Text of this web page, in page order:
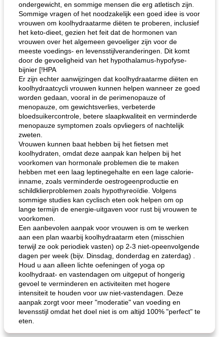
ondergewicht, en sommige mensen die erg atletisch zijn.
Sommige vragen of het noodzakelijk een goed idee is voor
vrouwen om koolhydraatarme diëten te proberen, inclusief
het keto-dieet, gezien het feit dat de hormonen van
vrouwen over het algemeen gevoeliger zijn voor de
meeste voedings- en levensstijlveranderingen. Dit komt
door de gevoeligheid van het hypothalamus-hypofyse-
bijnier [!HPA
Er zijn echter aanwijzingen dat koolhydraatarme diëten en
koolhydraatcycli vrouwen kunnen helpen wanneer ze goed
worden gedaan, vooral in de perimenopauze of
menopauze, om gewichtsverlies, verbeterde
bloedsuikercontrole, betere slaapkwaliteit en verminderde
menopauze symptomen zoals opvliegers of nachtelijk
zweten.
Vrouwen kunnen baat hebben bij het fietsen met
koolhydraten, omdat deze aanpak kan helpen bij het
voorkomen van hormonale problemen die te maken
hebben met een laag leptinegehalte en een lage calorie-
inname, zoals verminderde oestrogeenproductie en
schildklierproblemen zoals hypothyreoïdie. Volgens
sommige studies kan cyclisch eten ook helpen om op
lange termijn de energie-uitgaven voor rust bij vrouwen te
voorkomen.
Een aanbevolen aanpak voor vrouwen is om te werken
aan een plan waarbij koolhydraatarm eten (misschien
terwijl ze ook periodiek vasten) op 2-3 niet-opeenvolgende
dagen per week (bijv. Dinsdag, donderdag en zaterdag) .
Houd u aan alleen lichte oefeningen of yoga op
koolhydraat- en vastendagen om uitgeput of hongerig
gevoel te verminderen en activiteiten met hogere
intensiteit te houden voor uw niet-vastendagen. Deze
aanpak zorgt voor meer "moderatie" van voeding en
levensstijl omdat het doel niet is om altijd 100% "perfect" te
eten.